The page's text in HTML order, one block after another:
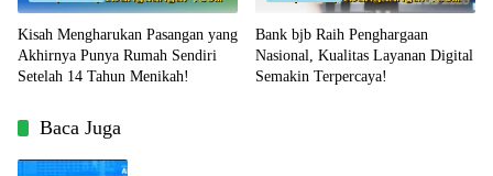
Kisah Mengharukan Pasangan yang
Akhirnya Punya Rumah Sendiri
Setelah 14 Tahun Menikah!
Bank bjb Raih Penghargaan
Nasional, Kualitas Layanan Digital
Semakin Terpercaya!
Baca Juga